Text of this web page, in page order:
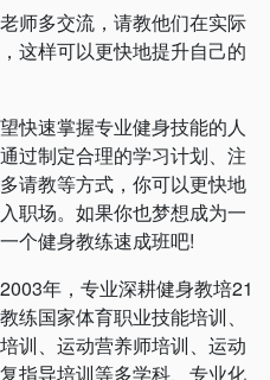
多交流，请教他们在实际
这样可以更快地提升自己的
速掌握专业健身技能的人
过制定合理的学习计划、注
请教等方式，你可以更快地
职场。如果你也梦想成为一
个健身教练速成班吧!
年，专业深耕健身教培21
练国家体育职业技能培训、
训、运动营养师培训、运动
指导培训等多学科、专业化